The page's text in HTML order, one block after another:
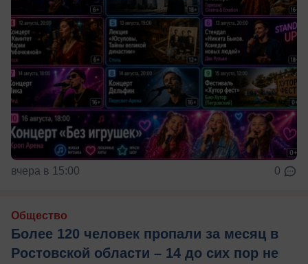
вчера в 15:00 0
Общество
Более 120 человек пропали за месяц в
Ростовской области – 14 до сих пор не